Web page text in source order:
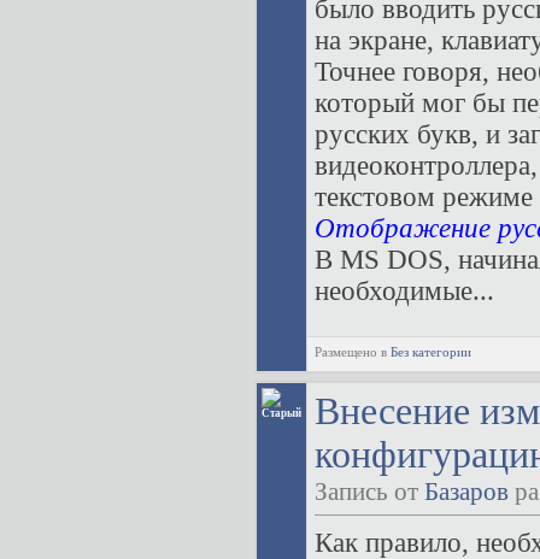
было вводить
на экране,
Точнее говоря,
который мог бы
русских букв, и
текстовом
Отображение
В MS DOS,
необходимые...
Размещено в Без категории
Внесение
Запись от Базаров
Как правило,